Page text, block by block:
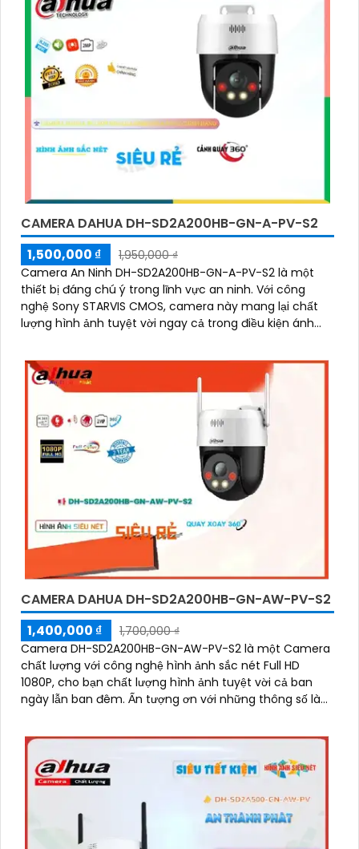
CAMERA DAHUA DH-SD2A200HB-GN-A-PV-S2
1,500,000 ₫
1,950,000 ₫
Camera An Ninh DH-SD2A200HB-GN-A-PV-S2 là một
thiết bị đáng chú ý trong lĩnh vực an ninh. Với công
nghệ Sony STARVIS CMOS, camera này mang lại chất
lượng hình ảnh tuyệt vời ngay cả trong điều kiện ánh
CAMERA DAHUA DH-SD2A200HB-GN-AW-PV-S2
1,400,000 ₫
1,700,000 ₫
Camera DH-SD2A200HB-GN-AW-PV-S2 là một Camera
chất lượng với công nghệ hình ảnh sắc nét Full HD
1080P, cho bạn chất lượng hình ảnh tuyệt vời cả ban
ngày lẫn ban đêm. Ấn tượng ơn với những thông số là
đủ trong khoảng cách 30m vào ban đêm